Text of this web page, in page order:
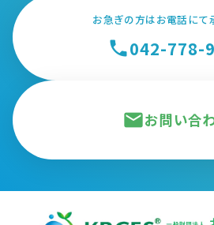
お急ぎの方はお電話にて
phone042-778-
mailお問い合